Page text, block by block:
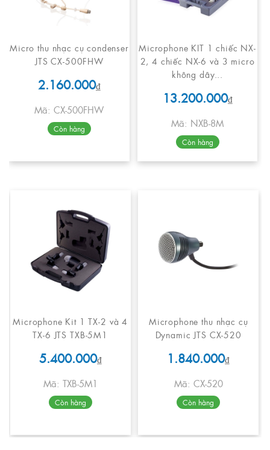
Micro thu nhạc cụ condenser
JTS CX-500FHW
2.160.000₫
Mã: CX-500FHW
Còn hàng
Microphone KIT 1 chiếc NX-
2, 4 chiếc NX-6 và 3 micro
không dây...
13.200.000₫
Mã: NXB-8M
Còn hàng
Microphone Kit 1 TX-2 và 4
TX-6 JTS TXB-5M1
5.400.000₫
Mã: TXB-5M1
Còn hàng
Microphone thu nhạc cụ
Dynamic JTS CX-520
1.840.000₫
Mã: CX-520
Còn hàng